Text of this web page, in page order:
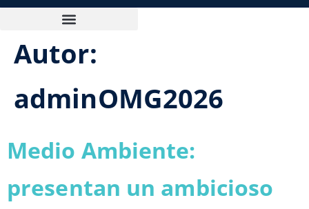
Autor:
adminOMG2026
Medio Ambiente:
presentan un ambicioso